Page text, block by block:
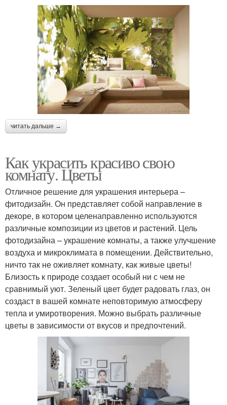
читать дальше →
Как украсить красиво свою
комнату. Цветы
Отличное решение для украшения интерьера –
фитодизайн. Он представляет собой направление в
декоре, в котором целенаправленно используются
различные композиции из цветов и растений. Цель
фотодизайна – украшение комнаты, а также улучшение
воздуха и микроклимата в помещении. Действительно,
ничто так не оживляет комнату, как живые цветы!
Близость к природе создает особый ни с чем не
сравнимый уют. Зеленый цвет будет радовать глаз, он
создаст в вашей комнате неповторимую атмосферу
тепла и умиротворения. Можно выбрать различные
цветы в зависимости от вкусов и предпочтений.